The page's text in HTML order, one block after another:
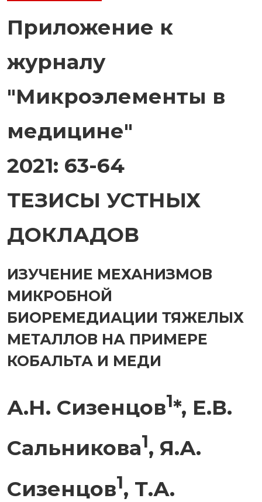
Приложение к
журналу
"Микроэлементы в
медицине"
2021: 63-64
ТЕЗИСЫ УСТНЫХ
ДОКЛАДОВ
ИЗУЧЕНИЕ МЕХАНИЗМОВ
МИКРОБНОЙ
БИОРЕМЕДИАЦИИ ТЯЖЕЛЫХ
МЕТАЛЛОВ НА ПРИМЕРЕ
КОБАЛЬТА И МЕДИ
А.Н. Сизенцов1*, Е.В.
Сальникова1, Я.А.
Сизенцов1, Т.А.